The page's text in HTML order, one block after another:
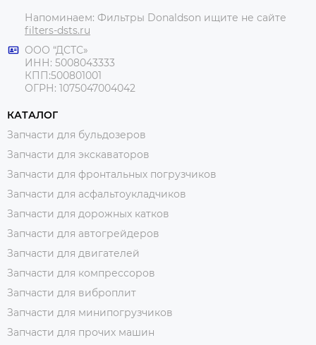
Напоминаем: Фильтры Donaldson ищите не сайте
filters-dsts.ru
ООО “ДСТС»
ИНН: 5008043333
КПП:500801001
ОГРН: 1075047004042
КАТАЛОГ
Запчасти для бульдозеров
Запчасти для экскаваторов
Запчасти для фронтальных погрузчиков
Запчасти для асфальтоукладчиков
Запчасти для дорожных катков
Запчасти для автогрейдеров
Запчасти для двигателей
Запчасти для компрессоров
Запчасти для виброплит
Запчасти для минипогрузчиков
Запчасти для прочих машин